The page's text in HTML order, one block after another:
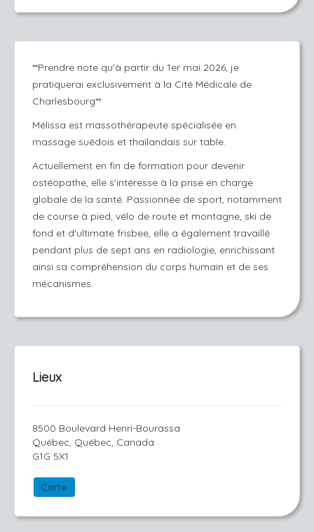
**Prendre note qu'à partir du 1er mai 2026, je
pratiquerai exclusivement à la Cité Médicale de
Charlesbourg**
Mélissa est massothérapeute spécialisée en
massage suédois et thaïlandais sur table.
Actuellement en fin de formation pour devenir
ostéopathe, elle s'intéresse à la prise en charge
globale de la santé. Passionnée de sport, notamment
de course à pied, vélo de route et montagne, ski de
fond et d'ultimate frisbee, elle a également travaillé
pendant plus de sept ans en radiologie, enrichissant
ainsi sa compréhension du corps humain et de ses
mécanismes.
Lieux
8500 Boulevard Henri-Bourassa
Québec, Québec, Canada
G1G 5X1
Carte